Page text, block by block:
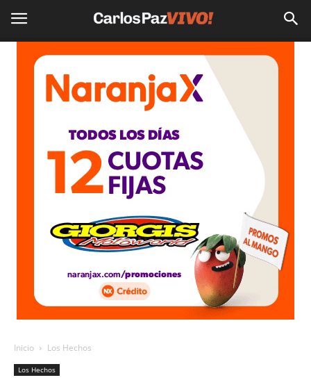
Inicio Los Hechos
Los Hechos